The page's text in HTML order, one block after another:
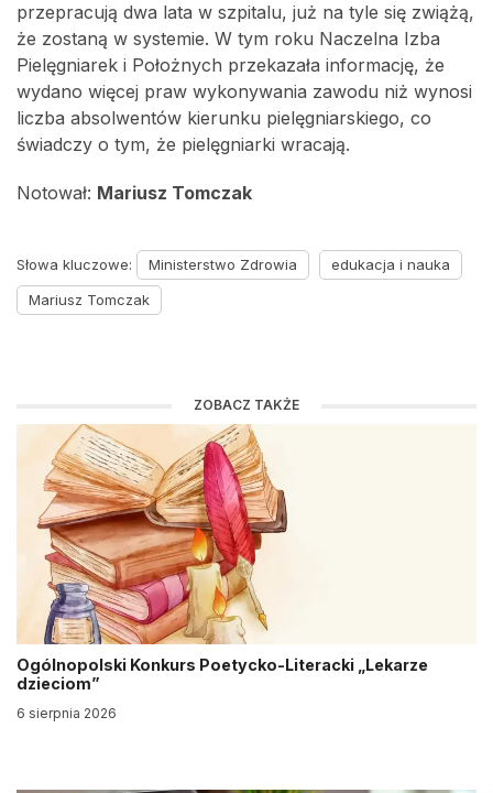
przepracują dwa lata w szpitalu, już na tyle się zwiążą,
że zostaną w systemie. W tym roku Naczelna Izba
Pielęgniarek i Położnych przekazała informację, że
wydano więcej praw wykonywania zawodu niż wynosi
liczba absolwentów kierunku pielęgniarskiego, co
świadczy o tym, że pielęgniarki wracają.
Notował: Mariusz Tomczak
Słowa kluczowe: Ministerstwo Zdrowia
edukacja i nauka
Mariusz Tomczak
ZOBACZ TAKŻE
Ogólnopolski Konkurs Poetycko-Literacki „Lekarze
dzieciom”
6 sierpnia 2026